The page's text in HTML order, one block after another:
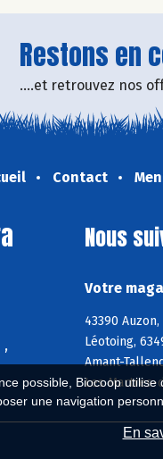
possible, Biocoop
une navigation
En
Restons en
....et retrouvez nos
Contact
,
Nous
Votre
43390
Léotoing,
Amant-
Les Martres-